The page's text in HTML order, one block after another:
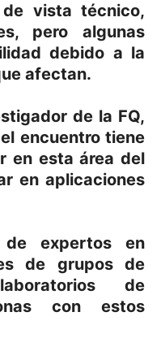
vista técnico,
pero algunas
debido a la
afectan.
de la FQ,
encuentro tiene
en esta área del
en aplicaciones
de expertos en
de grupos de
de
con estos